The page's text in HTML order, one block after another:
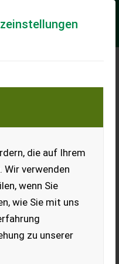
die auf Ihrem
verwenden
wenn Sie
wie Sie mit uns
zu unserer
Baumaschinen –
Sterntiller 3 m
AB. Die Lagerung wurde
Jahr erneuert.
0